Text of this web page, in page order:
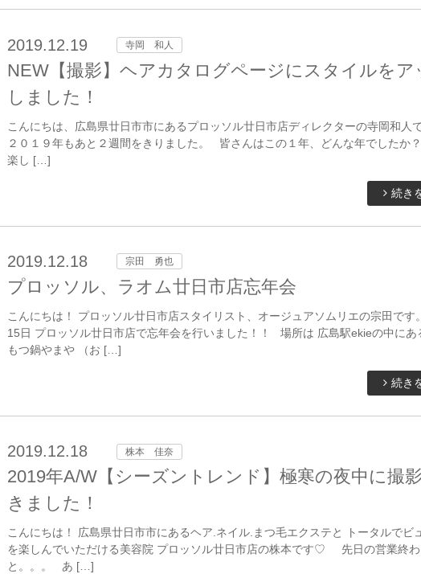
2019.12.19 寺岡 和人
NEW【撮影】ヘアカタログページにスタイルをア
しました！
こんにちは、広島県廿日市市にあるプロッソル廿日市店ディレクターの寺岡和人
２０１９年もあと２週間をきりました。 皆さんはこの１年、どんな年でしたか
楽し […]
続き
2019.12.18 宗田 勇也
プロッソル、ラオム廿日市店忘年会
こんにちは！ プロッソル廿日市店スタイリスト、オージュアソムリエの宗田で
15日 プロッソル廿日市店で忘年会を行いました！！ 場所は 広島駅ekieの中にあ
もつ鍋やまや （お […]
続き
2019.12.18 株本 佳奈
2019年A/W【シーズントレンド】極寒の夜中に撮
きました！
こんにちは！ 広島県廿日市市にあるヘア.ネイル.まつ毛エクステと トータルでビ
を楽しんでいただける美容院 プロッソル廿日市店の株本です♡ 先日の営業終わ
と。。。 あ […]